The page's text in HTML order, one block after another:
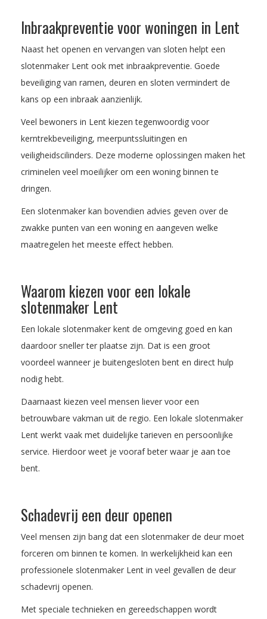
Inbraakpreventie voor woningen in Lent
Naast het openen en vervangen van sloten helpt een
slotenmaker Lent ook met inbraakpreventie. Goede
beveiliging van ramen, deuren en sloten vermindert de
kans op een inbraak aanzienlijk.
Veel bewoners in Lent kiezen tegenwoordig voor
kerntrekbeveiliging, meerpuntssluitingen en
veiligheidscilinders. Deze moderne oplossingen maken het
criminelen veel moeilijker om een woning binnen te
dringen.
Een slotenmaker kan bovendien advies geven over de
zwakke punten van een woning en aangeven welke
maatregelen het meeste effect hebben.
Waarom kiezen voor een lokale
slotenmaker Lent
Een lokale slotenmaker kent de omgeving goed en kan
daardoor sneller ter plaatse zijn. Dat is een groot
voordeel wanneer je buitengesloten bent en direct hulp
nodig hebt.
Daarnaast kiezen veel mensen liever voor een
betrouwbare vakman uit de regio. Een lokale slotenmaker
Lent werkt vaak met duidelijke tarieven en persoonlijke
service. Hierdoor weet je vooraf beter waar je aan toe
bent.
Schadevrij een deur openen
Veel mensen zijn bang dat een slotenmaker de deur moet
forceren om binnen te komen. In werkelijkheid kan een
professionele slotenmaker Lent in veel gevallen de deur
schadevrij openen.
Met speciale technieken en gereedschappen wordt